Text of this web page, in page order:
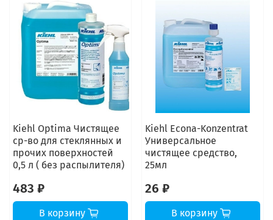
Kiehl Optima Чистящее
ср-во для стеклянных и
прочих поверхностей
0,5 л ( без распылителя)
483 ₽
В корзину
Kiehl Econa-Konzentrat
Универсальное
чистящее средство,
25мл
26 ₽
В корзину